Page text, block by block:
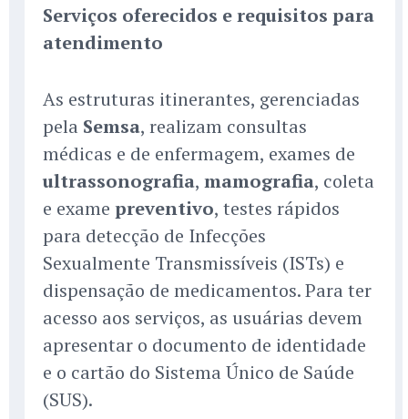
Serviços oferecidos e requisitos para
atendimento
As estruturas itinerantes, gerenciadas
pela Semsa, realizam consultas
médicas e de enfermagem, exames de
ultrassonografia, mamografia, coleta
e exame preventivo, testes rápidos
para detecção de Infecções
Sexualmente Transmissíveis (ISTs) e
dispensação de medicamentos. Para ter
acesso aos serviços, as usuárias devem
apresentar o documento de identidade
e o cartão do Sistema Único de Saúde
(SUS).